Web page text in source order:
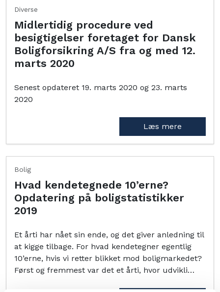
Diverse
Midlertidig procedure ved
besigtigelser foretaget for Dansk
Boligforsikring A/S fra og med 12.
marts 2020
Senest opdateret 19. marts 2020 og 23. marts
2020
Læs mere
Bolig
Hvad kendetegnede 10’erne?
Opdatering på boligstatistikker
2019
Et årti har nået sin ende, og det giver anledning til
at kigge tilbage. For hvad kendetegner egentlig
10’erne, hvis vi retter blikket mod boligmarkedet?
Først og fremmest var det et årti, hvor udvikli…